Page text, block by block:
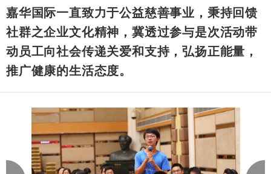
嘉华国际一直致力于公益慈善事业，秉持回馈
社群之企业文化精神，冀透过参与是次活动带
动员工向社会传递关爱和支持，弘扬正能量，
推广健康的生活态度。